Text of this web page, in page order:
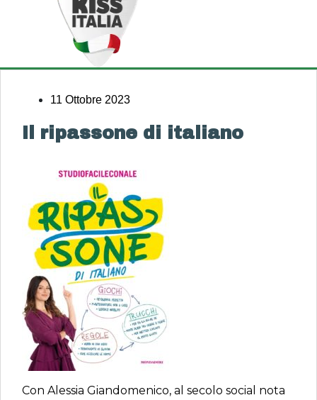
11 Ottobre 2023
Il ripassone di italiano
Con Alessia Giandomenico, al secolo social nota